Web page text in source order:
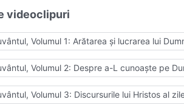
vrea ca mai mulți oameni să-I
răsună de lauda adusă lui
concurez cu alții” – O mărturie
videoclipuri
Volumul 1: Arătarea și lucrarea lui
Volumul 2: Despre a-L cunoaște pe
Volumul 3: Discursurile lui Hristos al